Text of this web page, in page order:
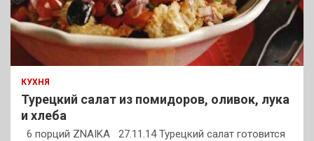
КУХНЯ
Турецкий салат из помидоров, оливок, лука
и хлеба
6 порций ZNAIKA 27.11.14 Турецкий салат готовится